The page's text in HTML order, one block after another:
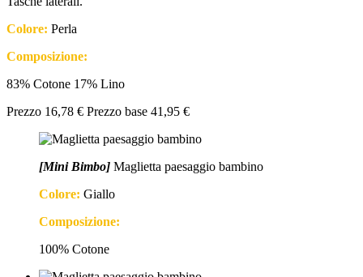
Colore: Perla
Composizione:
83% Cotone 17% Lino
Prezzo 16,78 € Prezzo base 41,95 €
[Mini Bimbo] Maglietta paesaggio bambino
Colore: Giallo
Composizione:
100% Cotone